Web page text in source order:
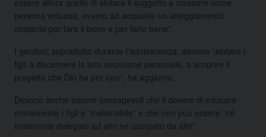
persona virtuosa, ovvero ad acquisire un atteggiamento
costante per fare il bene e per farlo bene”.
I genitori, soprattutto durante l’adolescenza, devono “aiutare i
figli a discernere la loro vocazione personale, a scoprire il
progetto che Dio ha per loro”, ha aggiunto.
Devono anche essere consapevoli che il dovere di educare
moralmente i figli è “inalienabile” e che non può essere “né
totalmente delegato ad altri né usurpato da altri”.